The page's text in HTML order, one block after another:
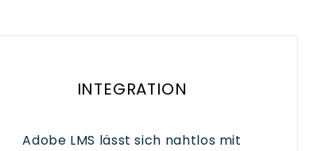
INTEGRATION
Adobe LMS lässt sich nahtlos mit